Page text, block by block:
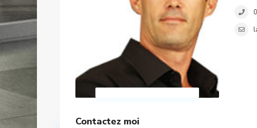
Contactez moi